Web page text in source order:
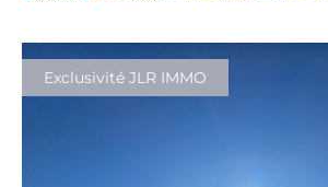
Exclusivité JLR IMMO